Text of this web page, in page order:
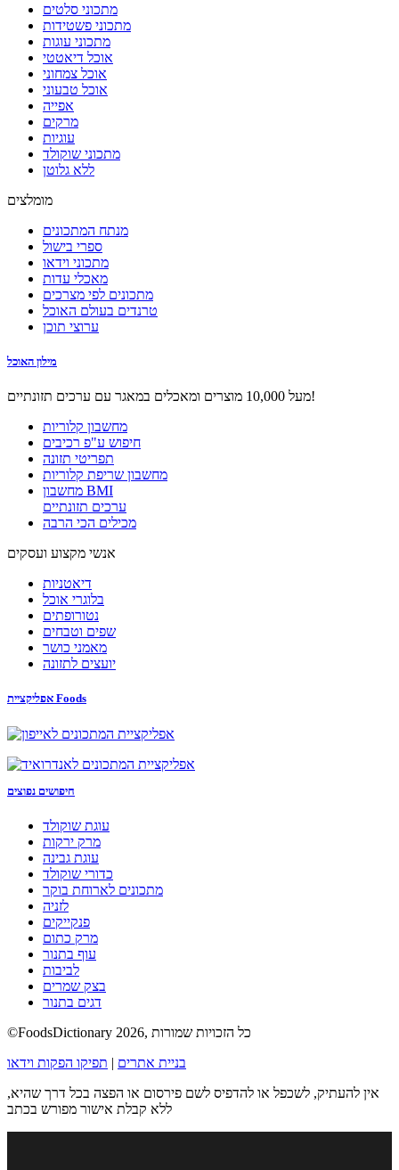
מתכוני סלטים
מתכוני פשטידות
מתכוני עוגות
אוכל דיאטטי
אוכל צמחוני
אוכל טבעוני
אפייה
מרקים
עוגיות
מתכוני שוקולד
ללא גלוטן
מומלצים
מנתח המתכונים
ספרי בישול
מתכוני וידאו
מאכלי עדות
מתכונים לפי מצרכים
טרנדים בעולם האוכל
ערוצי תוכן
מילון האוכל
מעל 10,000 מוצרים ומאכלים במאגר עם ערכים תזונתיים!
מחשבון קלוריות
חיפוש ע"פ רכיבים
תפריטי תזונה
מחשבון שריפת קלוריות
מחשבון BMI
ערכים תזונתיים
מכילים הכי הרבה
אנשי מקצוע ועסקים
דיאטניות
בלוגרי אוכל
נטורופתים
שפים וטבחים
מאמני כושר
יועצים לתזונה
אפליקציית Foods
חיפושים נפוצים
עוגת שוקולד
מרק ירקות
עוגת גבינה
כדורי שוקולד
מתכונים לארוחת בוקר
לזניה
פנקייקים
מרק כתום
עוף בתנור
לביבות
בצק שמרים
דגים בתנור
©FoodsDictionary 2026, כל הזכויות שמורות
בניית אתרים | תפיקו הפקות וידאו
אין להעתיק, לשכפל או להדפיס לשם פירסום או הפצה בכל דרך שהיא,
ללא קבלת אישור מפורש בכתב